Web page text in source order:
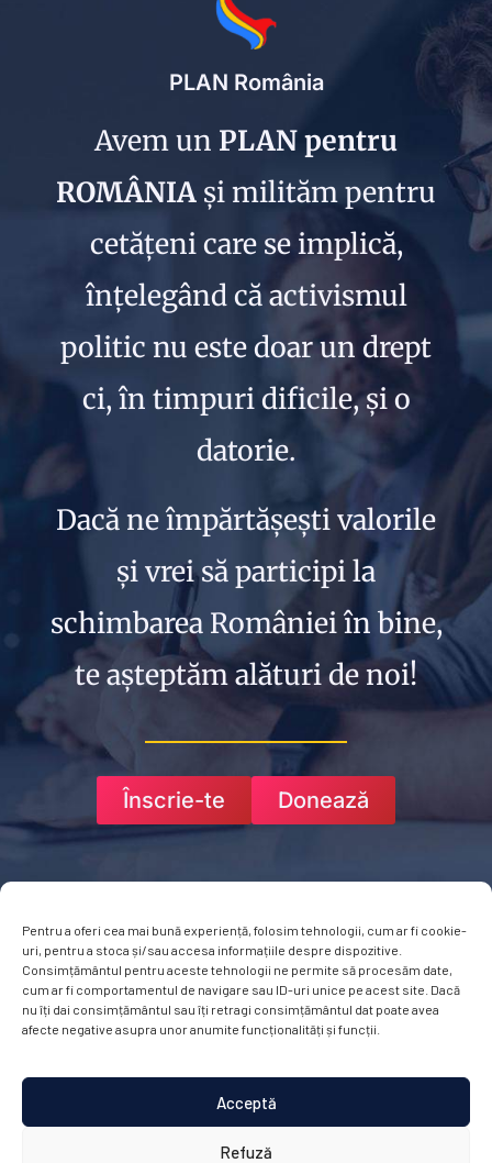
Pentru a oferi cea mai bună experiență, folosim tehnologii, cum ar fi cookie-
uri, pentru a stoca și/sau accesa informațiile despre dispozitive.
Consimțământul pentru aceste tehnologii ne permite să procesăm date,
cum ar fi comportamentul de navigare sau ID-uri unice pe acest site. Dacă
nu îți dai consimțământul sau îți retragi consimțământul dat poate avea
afecte negative asupra unor anumite funcționalități și funcții.
Acceptă
Refuză
PLAN România
Avem un PLAN pentru
ROMÂNIA și milităm pentru
cetățeni care se implică,
înțelegând că activismul
politic nu este doar un drept
ci, în timpuri dificile, și o
datorie.
Dacă ne împărtășești valorile
și vrei să participi la
schimbarea României în bine,
te așteptăm alături de noi!
Înscrie-te Donează
Termeni de utilizare a website-ului
Politică de confidențialitate